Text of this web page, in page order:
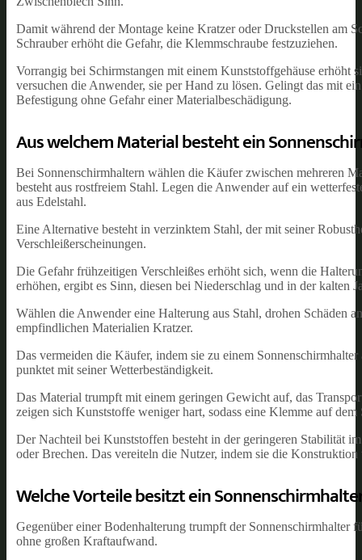
Damit während der Montage keine Kratzer oder Druckstellen am
Schrauber erhöht die Gefahr, die Klemmschraube festzuziehen.
Vorrangig bei Schirmstangen mit einem Kunststoffgehäuse
versuchen die Anwender, sie per Hand zu lösen. Gelingt das mit
Befestigung ohne Gefahr einer Materialbeschädigung.
Aus welchem Material besteht ein
Bei Sonnenschirmhaltern wählen die Käufer zwischen mehreren
besteht aus rostfreiem Stahl. Legen die Anwender auf ein
aus Edelstahl.
Eine Alternative besteht in verzinktem Stahl, der mit seiner
Verschleißerscheinungen.
Die Gefahr frühzeitigen Verschleißes erhöht sich, wenn die
erhöhen, ergibt es Sinn, diesen bei Niederschlag und in der kalten
Wählen die Anwender eine Halterung aus Stahl, drohen Schäden
empfindlichen Materialien Kratzer.
Das vermeiden die Käufer, indem sie zu einem
punktet mit seiner Wetterbeständigkeit.
Das Material trumpft mit einem geringen Gewicht auf, das
zeigen sich Kunststoffe weniger hart, sodass eine Klemme auf
Der Nachteil bei Kunststoffen besteht in der geringeren Stabilität
oder Brechen. Das vereiteln die Nutzer, indem sie die
Welche Vorteile besitzt ein
Gegenüber einer Bodenhalterung trumpft der
ohne großen Kraftaufwand.